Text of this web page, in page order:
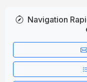
Navigation